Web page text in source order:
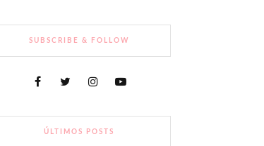
SUBSCRIBE & FOLLOW
ÚLTIMOS POSTS